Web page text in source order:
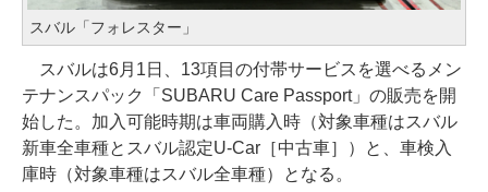
スバル「フォレスター」
スバルは6月1日、13項目の付帯サービスを選べるメン
テナンスパック「SUBARU Care Passport」の販売を開
始した。加入可能時期は車両購入時（対象車種はスバル
新車全車種とスバル認定U-Car［中古車］）と、車検入
庫時（対象車種はスバル全車種）となる。